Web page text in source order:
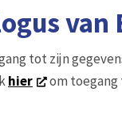
tot zijn
hier om